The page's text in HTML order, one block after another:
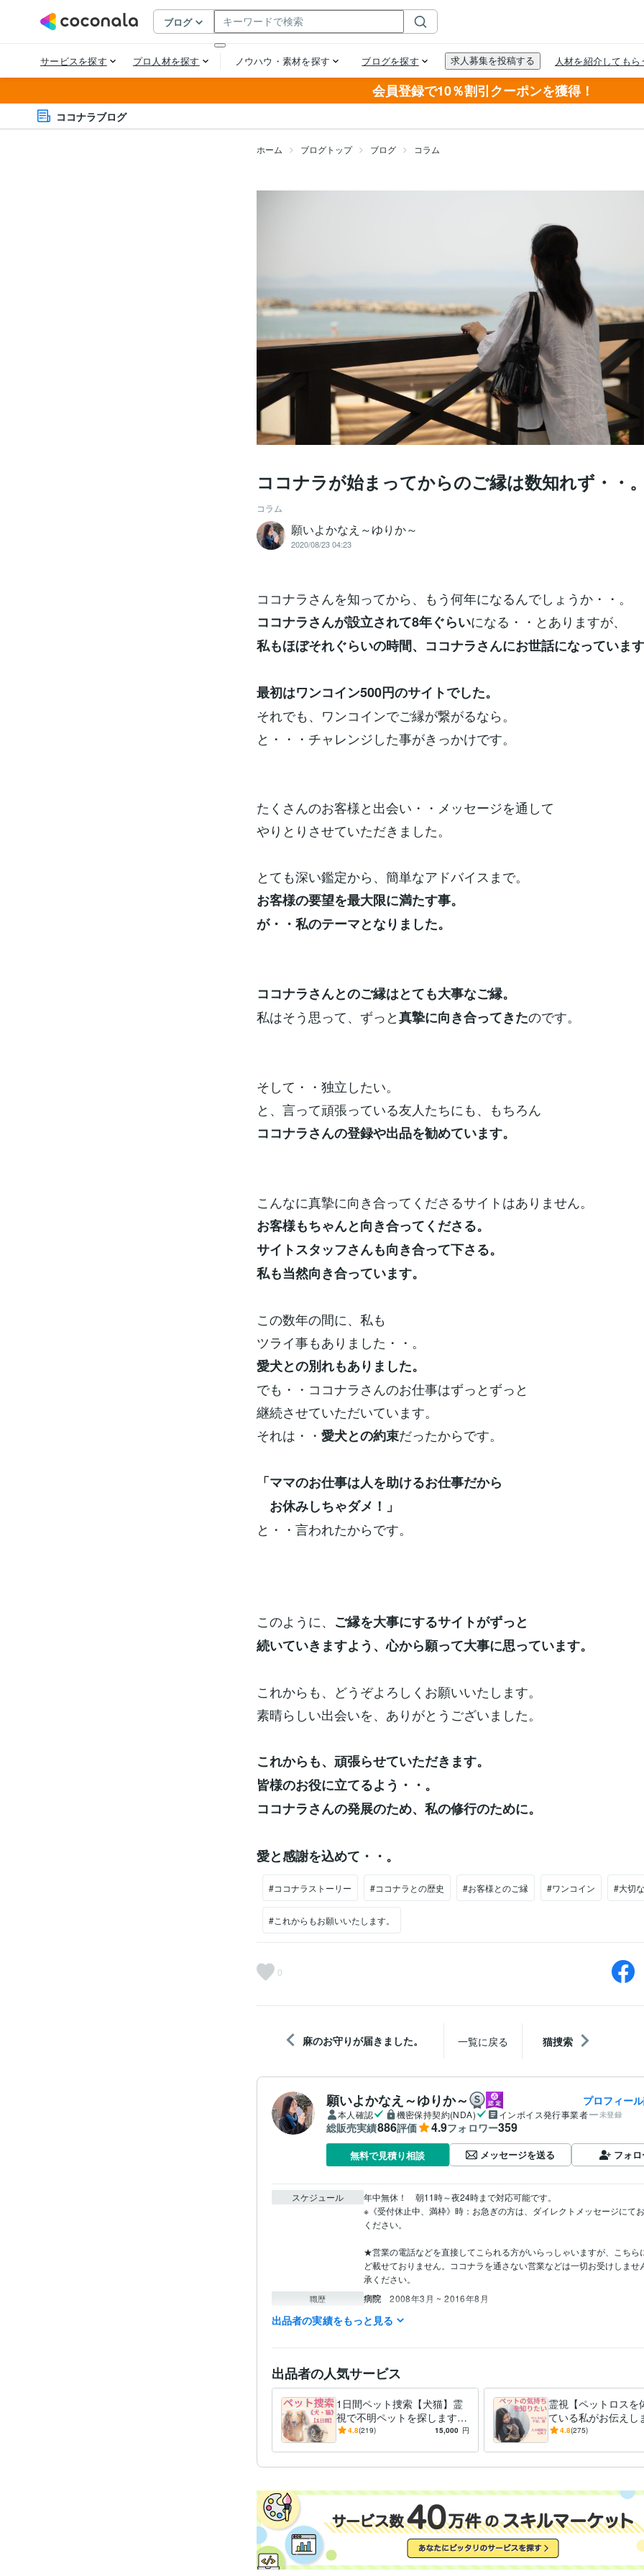
会員登録で10％割引クーポンを獲得！
ココナラブログ
ホーム ブログトップ ブログ コラム
ココナラが始まってからのご縁は数知れず・・
コラム
願いよかなえ～ゆりか～
2020/08/23 04:23
ココナラさんを知ってから、もう何年になるんでしょうか・・。
ココナラさんが設立されて8年ぐらいになる・・とありますが、
私もほぼそれぐらいの時間、ココナラさんにお世話になっていま
最初はワンコイン500円のサイトでした。
それでも、ワンコインでご縁が繋がるなら。
と・・・チャレンジした事がきっかけです。
たくさんのお客様と出会い・・メッセージを通して
やりとりさせていただきました。
とても深い鑑定から、簡単なアドバイスまで。
お客様の要望を最大限に満たす事。
が・・私のテーマとなりました。
ココナラさんとのご縁はとても大事なご縁。
私はそう思って、ずっと真摯に向き合ってきたのです。
そして・・独立したい。
と、言って頑張っている友人たちにも、もちろん
ココナラさんの登録や出品を勧めています。
こんなに真摯に向き合ってくださるサイトはありません。
お客様もちゃんと向き合ってくださる。
サイトスタッフさんも向き合って下さる。
私も当然向き合っています。
この数年の間に、私も
ツライ事もありました・・。
愛犬との別れもありました。
でも・・ココナラさんのお仕事はずっとずっと
継続させていただいています。
それは・・ 愛犬との約束だったからです。
「ママのお仕事は人を助けるお仕事だから
お休みしちゃダメ！」
と・・言われたからです。
このように、 ご縁を大事にするサイトがずっと
続いていきますよう、心から願って大事に思っています。
これからも、どうぞよろしくお願いいたします。
素晴らしい出会いを、ありがとうございました。
これからも、頑張らせていただきます。
皆様のお役に立てるよう・・。
ココナラさんの発展のため、私の修行のために。
愛と感謝を込めて・・。
#ココナラストーリー #ココナラとの歴史 #お客様とのご縁 #ワンコイン #大切
#これからもお願いいたします。
0
麻のお守りが届きました。 一覧に戻る 猫捜索
願いよかなえ～ゆりか～ プロフィー
本人確認 機密保持契約(NDA) インボイス発行事業者 未登録
総販売実績886評価 4.9フォロワー359
無料で見積り相談 メッセージを送る フォ
スケジュール
年中無休！　朝11時～夜24時まで対応可能です。
※《受付休止中、満枠》時：お急ぎの方は、ダイレクトメッセージにて
ください。
★営業の電話などを直接してこられる方がいらっしゃいますが、こちら
ど載せておりません。ココナラを通さない営業などは一切お受けしませ
承ください。
職歴 病院 2008年3月 ~ 2016年8月
得意分野 占い アニマル・コミュニケーション（霊視）
祈り
健康 癒し 相談
神社 経営
出品者の実績をもっと見る
出品者の人気サービス
1日間ペット捜索【犬猫】霊
視で不明ペットを探します
【全国対応】不明ペット/猫
4.8(219) 15,000 円
霊視【ペットロスを
ている私がお伝えし
ットを亡くした/ペ
4.8(275)